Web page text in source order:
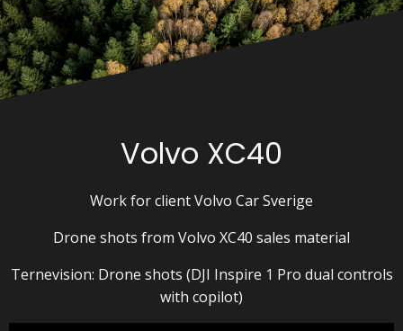
Volvo XC40
Work for client Volvo Car Sverige
Drone shots from Volvo XC40 sales material
Ternevision: Drone shots (DJI Inspire 1 Pro dual controls
with copilot)